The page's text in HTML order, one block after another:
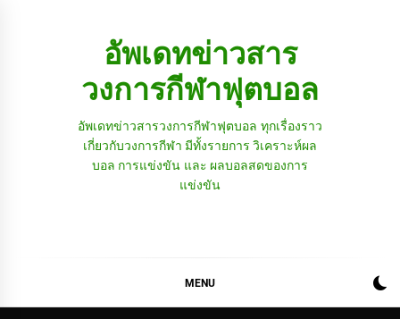
อัพเดทข่าวสาร
วงการกีฬาฟุตบอล
อัพเดทข่าวสารวงการกีฬาฟุตบอล ทุกเรื่องราว
เกี่ยวกับวงการกีฬา มีทั้งรายการ วิเคราะห์ผล
บอล การแข่งขัน และ ผลบอลสดของการ
แข่งขัน
MENU